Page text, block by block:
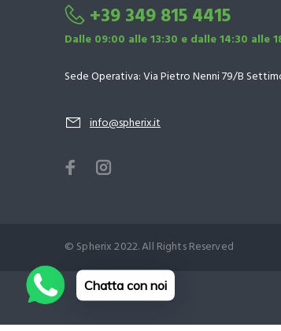
+39 349 815 4415
Dalle 09:00 alle 13:30 e dalle 14:30 alle
Sede Operativa: Via Pietro Nenni 79/B
info@spherix.it
© Spherix 2022. All Rights Reserved
Chatta con noi